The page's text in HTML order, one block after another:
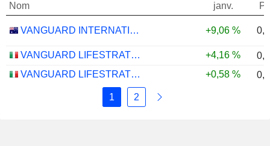
Nom
janv.
VANGUARD INTERNATIONAL EQUITY INDEX FUNDS - VANGUARD FTSE ALL-WORLD EX-US ETF +9,06 %
VANGUARD LIFESTRATEGY 40% EQUITY UCITS ETF - DISTRIBUTING - EUR +4,16 %
VANGUARD LIFESTRATEGY 20% EQUITY UCITS ETF - DISTRIBUTING - EUR
+0,58 %
1 2